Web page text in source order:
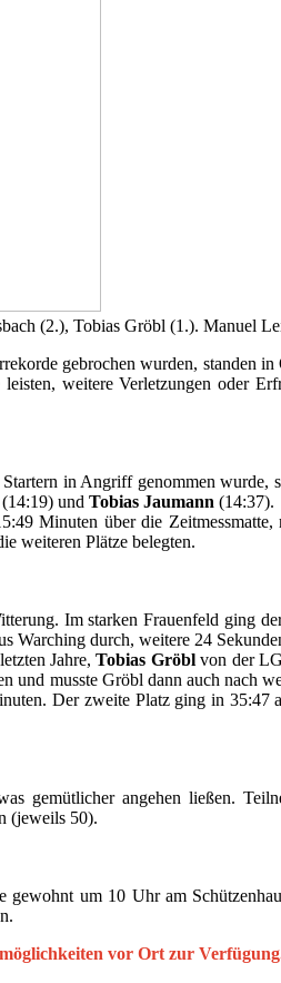
(2.), Tobias Gröbl (1.). Manuel
gebrochen wurden, standen
weitere Verletzungen oder
in Angriff genommen wurde,
(14:19) und Tobias Jaumann (14:37).
Minuten über die Zeitmessmatte,
weiteren Plätze belegten.
Im starken Frauenfeld ging
Warching durch, weitere 24
Jahre,Tobias Gröblvon der
musste Gröbl dann auch nach
Der zweite Platz ging in 35:47
gemütlicher angehen ließen.
(jeweils 50).
um 10 Uhr am
vor Ort zur